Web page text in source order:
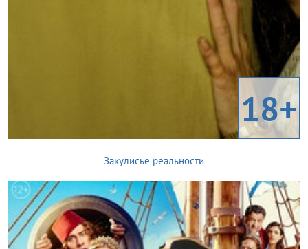
18+
Закулисье реальности